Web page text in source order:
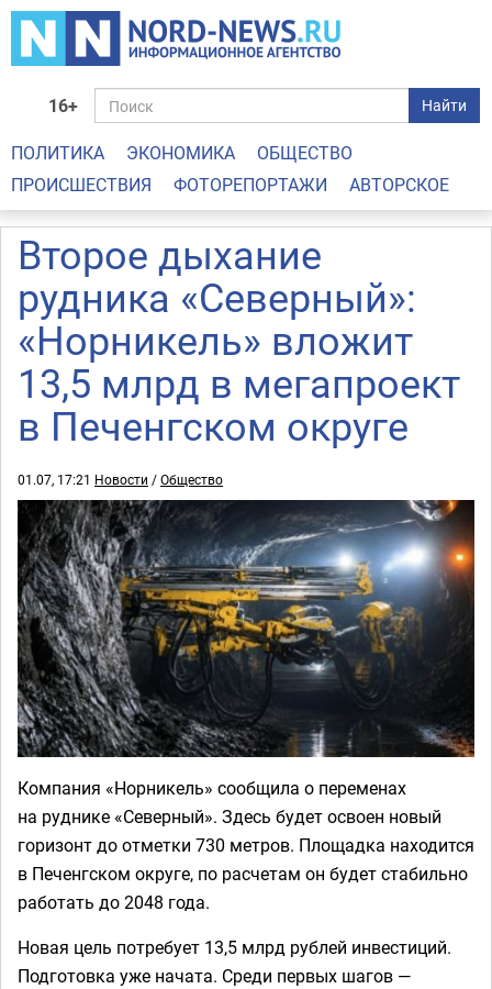
16+ Найти
ПОЛИТИКА ЭКОНОМИКА
ОБЩЕСТВО
ПРОИСШЕСТВИЯ
ФОТОРЕПОРТАЖИ АВТОРСКОЕ
Второе дыхание
рудника «Северный»:
«Норникель» вложит
13,5 млрд в мегапроект
в Печенгском округе
01.07, 17:21 Новости /Общество
Компания «Норникель» сообщила о переменах
на руднике «Северный». Здесь будет освоен новый
горизонт до отметки 730 метров. Площадка находится
в Печенгском округе, по расчетам он будет стабильно
работать до 2048 года.
Новая цель потребует 13,5 млрд рублей инвестиций.
Подготовка уже начата. Среди первых шагов —